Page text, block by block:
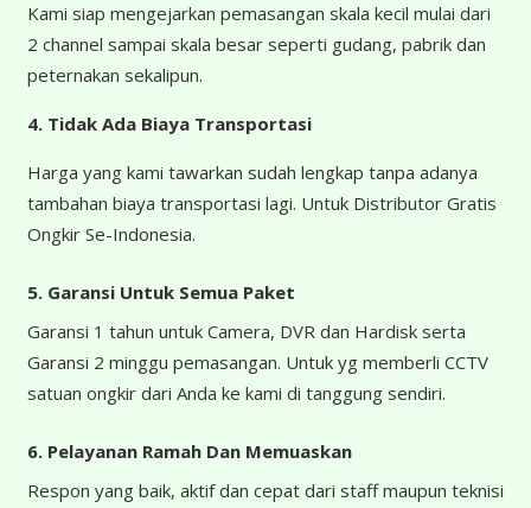
Kami siap mengejarkan pemasangan skala kecil mulai dari
2 channel sampai skala besar seperti gudang, pabrik dan
peternakan sekalipun.
4. Tidak Ada Biaya Transportasi
Harga yang kami tawarkan sudah lengkap tanpa adanya
tambahan biaya transportasi lagi. Untuk Distributor Gratis
Ongkir Se-Indonesia.
5. Garansi Untuk Semua Paket
Garansi 1 tahun untuk Camera, DVR dan Hardisk serta
Garansi 2 minggu pemasangan. Untuk yg memberli CCTV
satuan ongkir dari Anda ke kami di tanggung sendiri.
6. Pelayanan Ramah Dan Memuaskan
Respon yang baik, aktif dan cepat dari staff maupun teknisi